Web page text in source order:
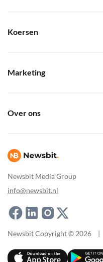
Newsbit Media Group
info@newsbit.nl
Koersen
Marketing
Over ons
Newsbit Copyright © 2026 |